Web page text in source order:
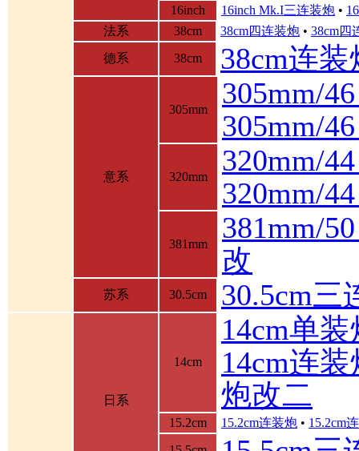
16inch 16inch Mk.I三连装炮 •
法系
38cm 38cm四连装炮 • 38cm四
德系
38cm 38cm连装
意系
305mm
305mm/
305mm/
320mm
320mm/
320mm/
381mm
381mm/
改
苏系 30.5cm 30.5cm三
日系
14cm
14cm单装
14cm连装
炮改二
15.2cm 15.2cm连装炮 • 15.2cm